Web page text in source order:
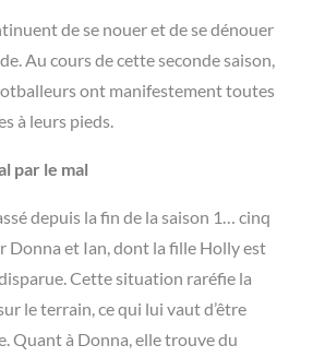
de se nouer et de se dénouer
Au cours de cette seconde saison,
ont manifestement toutes
à leurs pieds.
par le mal
depuis la fin de la saison 1… cinq
Donna et Ian, dont la fille Holly est
Cette situation raréfie la
le terrain, ce qui lui vaut d’être
Quant à Donna, elle trouve du